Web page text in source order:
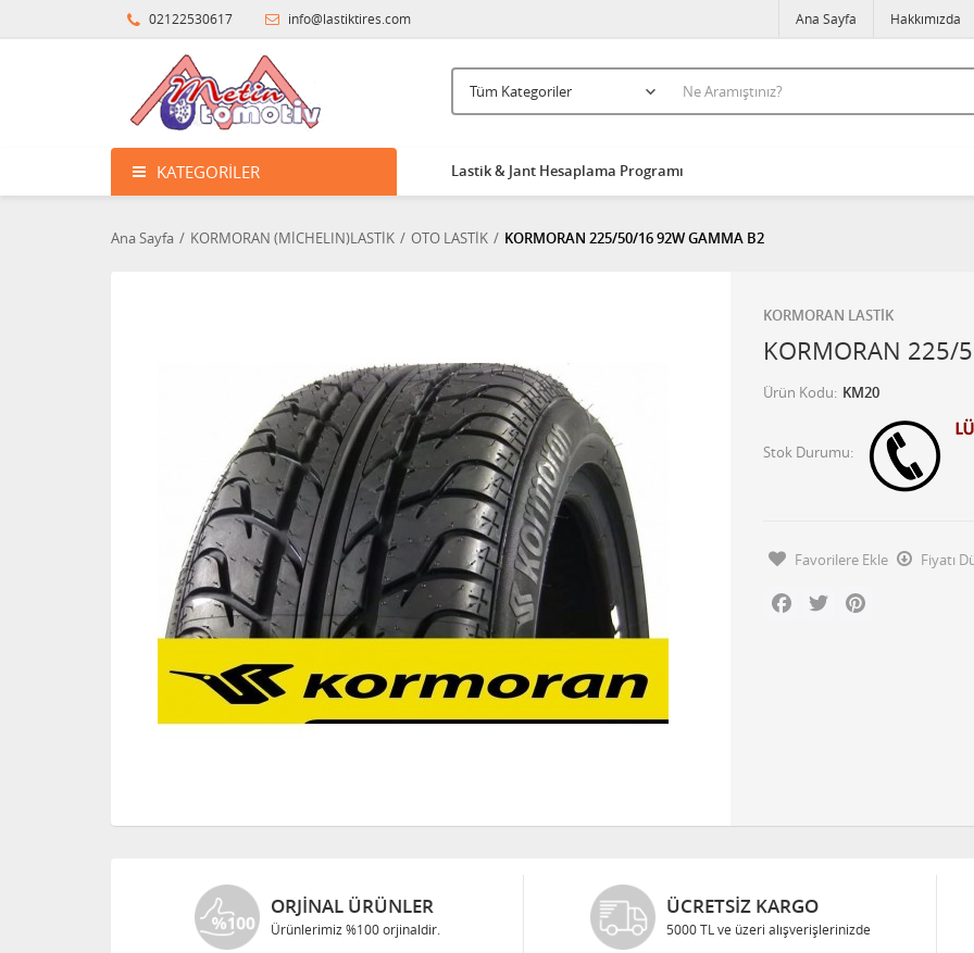
02122530617 info@lastiktires.com Ana Sayfa Hakkımızda
KATEGORILER Lastik & Jant Hesaplama Programı
Ana Sayfa KORMORAN (MİCHELIN)LASTİK OTO LASTİK KORMORAN 225/50/16 92W GAMMA B2
KORMORAN LASTİK
KORMORAN 225/
Ürün Kodu KM20
Stok Durumu
Favorilere Ekle
Fiyatı
Facebook
Twitter
ORJINAL ÜRÜNLER
Ürünlerimiz %100 orjinaldir.
ÜCRETSIZ KARGO
5000 TL ve üzeri alışverişlerinizde